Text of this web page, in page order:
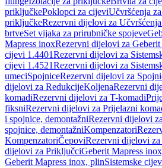
priključkePoklopci za cijeviUčvršćenja
priključkeRezervni dijelovi za
brtveSet vijaka za prirubničke spojeve
Mapress inoxRezervni dijelovi za
cijevi 1.4401Rezervni dijelovi za
cijevi 1.4521Rezervni dijelovi za
umeciSpojniceRezervni dijelovi za
dijelovi za RedukcijeKoljenaRezervni
komadiRezervni dijelovi za T-komadi
fiksniRezervni dijelovi za Prijelazni
i spojnice, demontažniRezervni dijelovi
spojnice, demontažniKompenzatori
KompenzatoriČepoviRezervni dijelovi
dijelovi za PriključciGeberit Mapress
Geberit Mapress inox, plinSistemske